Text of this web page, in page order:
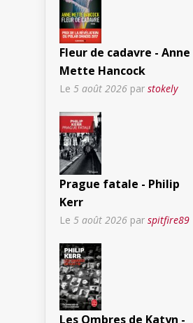
Fleur de cadavre - Anne
Mette Hancock
Le 5 août 2026 par stokely
Prague fatale - Philip
Kerr
Le 5 août 2026 par spitfire89
Les Ombres de Katyn -